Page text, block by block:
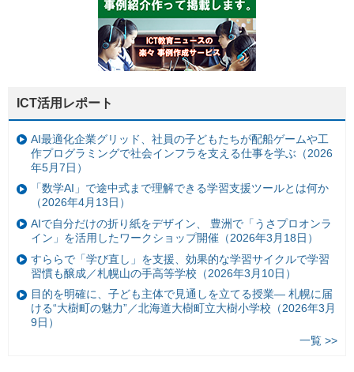
ICT活用レポート
AI最適化企業グリッド、社員の子どもたちが配船ゲームや工
作プログラミングで社会インフラを支える仕事を学ぶ（2026
年5月7日）
「数学AI」で途中式まで理解できる学習支援ツールとは何か
（2026年4月13日）
AIで自分だけの折り紙をデザイン、 豊洲で「うさプロオンラ
イン」を活用したワークショップ開催（2026年3月18日）
すららで「学び直し」を支援、効果的な学習サイクルで学習
習慣も醸成／札幌山の手高等学校（2026年3月10日）
目的を明確に、子ども主体で見通しを立てる授業— 札幌に届
ける“大樹町の魅力”／北海道大樹町立大樹小学校（2026年3月
9日）
一覧 >>